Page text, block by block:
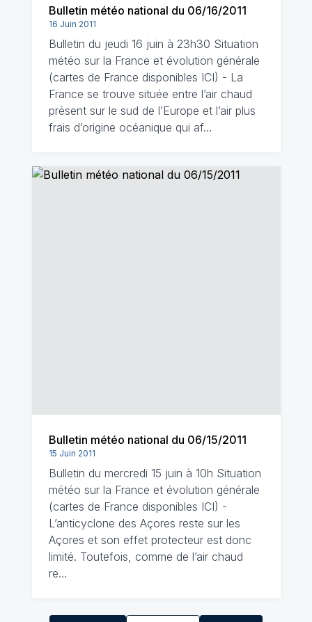
Bulletin météo national du 06/16/2011
16 Juin 2011
Bulletin du jeudi 16 juin à 23h30 Situation
météo sur la France et évolution générale
(cartes de France disponibles ICI) - La
France se trouve située entre l’air chaud
présent sur le sud de l’Europe et l’air plus
frais d’origine océanique qui af…
Bulletin météo national du 06/15/2011
15 Juin 2011
Bulletin du mercredi 15 juin à 10h Situation
météo sur la France et évolution générale
(cartes de France disponibles ICI) -
L’anticyclone des Açores reste sur les
Açores et son effet protecteur est donc
limité. Toutefois, comme de l’air chaud
re…